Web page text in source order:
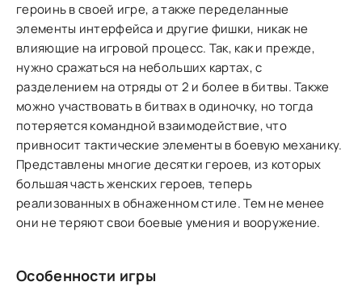
героинь в своей игре, а также переделанные
элементы интерфейса и другие фишки, никак не
влияющие на игровой процесс. Так, как и прежде,
нужно сражаться на небольших картах, с
разделением на отряды от 2 и более в битвы. Также
можно участвовать в битвах в одиночку, но тогда
потеряется командной взаимодействие, что
привносит тактические элементы в боевую механику.
Представлены многие десятки героев, из которых
большая часть женских героев, теперь
реализованных в обнаженном стиле. Тем не менее
они не теряют свои боевые умения и вооружение.
Особенности игры